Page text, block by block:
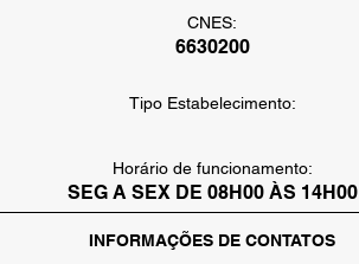
CNES:
6630200
Tipo Estabelecimento:
Horário de funcionamento:
SEG A SEX DE 08H00 ÀS 14H00
INFORMAÇÕES DE CONTATOS